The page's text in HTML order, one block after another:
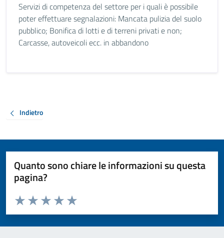
Servizi di competenza del settore per i quali è possibile
poter effettuare segnalazioni: Mancata pulizia del suolo
pubblico; Bonifica di lotti e di terreni privati e non;
Carcasse, autoveicoli ecc. in abbandono
Indietro
Quanto sono chiare le informazioni su questa
pagina?
Valuta da 1 a 5 stelle la pagina
Valuta 5 stelle su 5
Valuta 4 stelle su 5
Valuta 3 stelle su 5
Valuta 2 stelle su 5
Valuta 1 stelle su 5